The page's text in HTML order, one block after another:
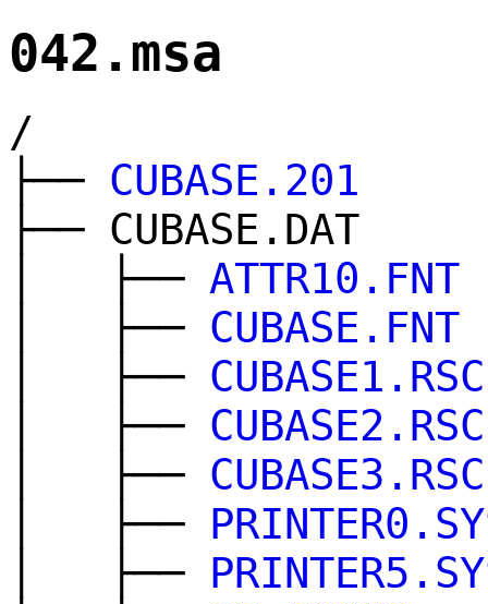
042.msa
/
├── CUBASE.201
├── CUBASE.DAT
│ ├── ATTR10.FNT
│ ├── CUBASE.FNT
│ ├── CUBASE1.RSC
│ ├── CUBASE2.RSC
│ ├── CUBASE3.RSC
│ ├──
│ ├──